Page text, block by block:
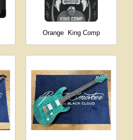
Orange King Comp